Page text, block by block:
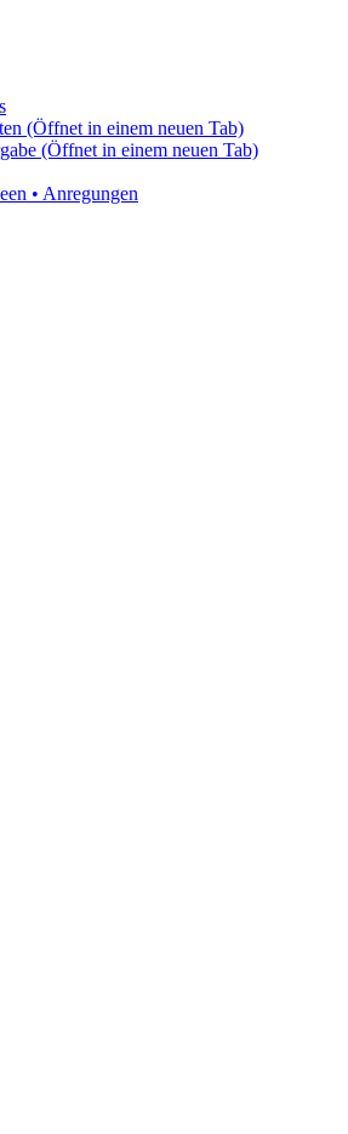
(Öffnet in einem neuen Tab)
(Öffnet in einem neuen Tab)
• Anregungen